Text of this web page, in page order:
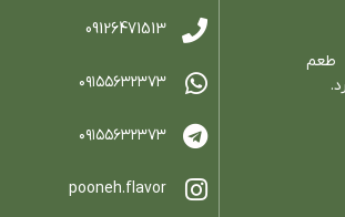
طعم
09126471513
٠٩١٥٥٦٣٢٣٧٣
٠٩١٥٥٦٣٢٣٧٣
pooneh.flavor